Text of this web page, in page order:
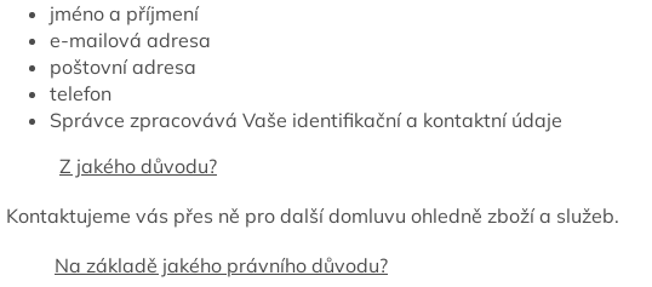
jméno a příjmení
e-mailová adresa
poštovní adresa
telefon
Správce zpracovává Vaše identifikační a kontaktní údaje
Z jakého důvodu?
Kontaktujeme vás přes ně pro další domluvu ohledně zboží a služeb.
Na základě jakého právního důvodu?